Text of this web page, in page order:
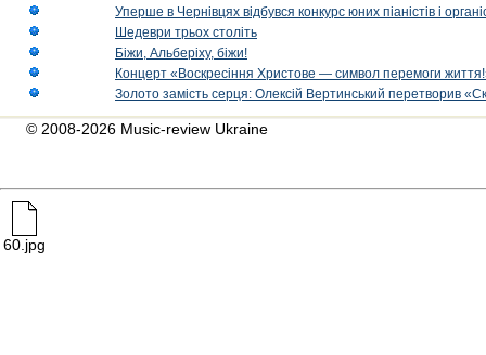
Уперше в Чернівцях відбувся конкурс юних піаністів і
Шедеври трьох століть
Біжи, Альберіху, біжи!
Концерт «Воскресіння Христове — символ перемоги
Золото замість серця: Олексій Вертинський перетворив
© 2008-2026 Music-review Ukraine
60.jpg